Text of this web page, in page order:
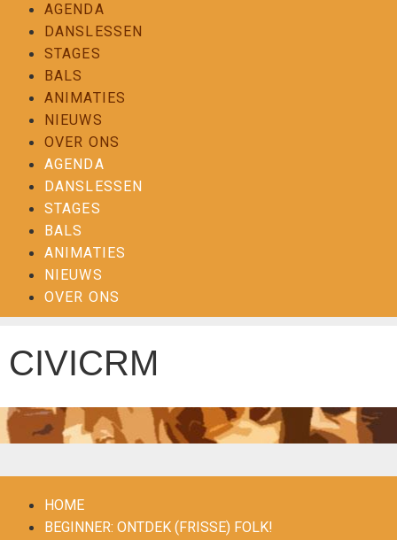
AGENDA
DANSLESSEN
STAGES
BALS
ANIMATIES
NIEUWS
OVER ONS
AGENDA
DANSLESSEN
STAGES
BALS
ANIMATIES
NIEUWS
OVER ONS
CIVICRM
HOME
BEGINNER: ONTDEK (FRISSE) FOLK!